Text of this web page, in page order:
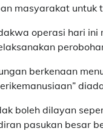
masyarakat untuk
operasi hari
berkenaan
boleh dilayan
pasukan besar